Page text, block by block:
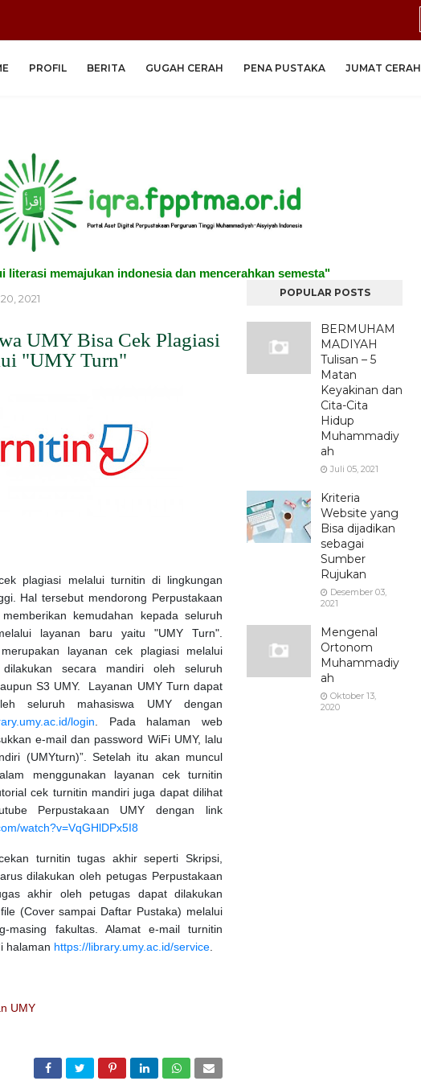
PROFIL BERITA GUGAH CERAH PENA PUSTAKA JUMAT CERAH
literasi memajukan indonesia dan mencerahkan semesta"
2021
UMY Bisa Cek Plagiasi
"UMY Turn"
plagiasi melalui turnitin di lingkungan
Hal tersebut mendorong Perpustakaan
kemudahan kepada seluruh
layanan baru yaitu "UMY Turn".
layanan cek plagiasi melalui
secara mandiri oleh seluruh
S3 UMY. Layanan UMY Turn dapat
seluruh mahasiswa UMY dengan
login . Pada halaman web
e-mail dan password WiFi UMY, lalu
(UMYturn)”. Setelah itu akan muncul
menggunakan layanan cek turnitin
cek turnitin mandiri juga dapat dilihat
Perpustakaan UMY dengan link
watch?v=VqGHlDPx5I8
turnitin tugas akhir seperti Skripsi,
dilakukan oleh petugas Perpustakaan
akhir oleh petugas dapat dilakukan
(Cover sampai Daftar Pustaka) melalui
masing fakultas. Alamat e-mail turnitin
halaman https://library.umy.ac.id/service
UMY
POPULAR POSTS
BERMUHAM
MADIYAH
Tulisan – 5
Matan
Keyakinan dan
Cita-Cita
Hidup
Muhammadiy
ah
Juli 05, 2021
Kriteria
Website yang
Bisa dijadikan
sebagai
Sumber
Rujukan
Desember 03,
2021
Mengenal
Ortonom
Muhammadiy
ah
Oktober 13,
2020